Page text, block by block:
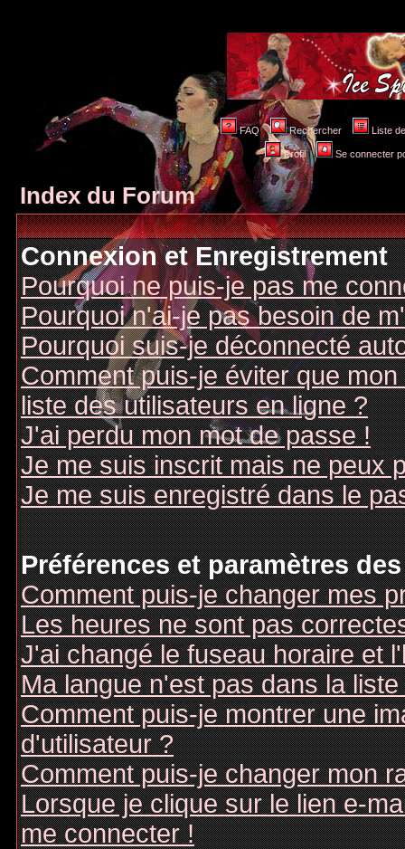
FAQ Rechercher Liste
Profil Se connecter
Index du Forum
Connexion et Enregistrement
Pourquoi ne puis-je pas me
Pourquoi n'ai-je pas besoin de
Pourquoi suis-je déconnecté
Comment puis-je éviter que
liste des utilisateurs en ligne ?
J'ai perdu mon mot de passe !
Je me suis inscrit mais ne peux
Je me suis enregistré dans le
Préférences et paramètres
Comment puis-je changer mes
Les heures ne sont pas
J'ai changé le fuseau horaire et
Ma langue n'est pas dans la liste
Comment puis-je montrer une
d'utilisateur ?
Comment puis-je changer mon
Lorsque je clique sur le lien e-
me connecter !